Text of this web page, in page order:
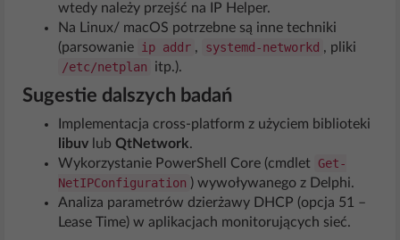
wtedy należy przejść na IP Helper.
Na Linux/ macOS potrzebne są inne techniki
(parsowanie
ip addr , systemd-networkd , pliki
/etc/netplan
itp.).
Sugestie dalszych badań
Implementacja cross-platform z użyciem biblioteki
libuv lub QtNetwork.
Wykorzystanie PowerShell Core (cmdlet Get-
NetIPConfiguration ) wywoływanego z Delphi.
Analiza parametrów dzierżawy DHCP (opcja 51 –
Lease Time) w aplikacjach monitorujących sieć.